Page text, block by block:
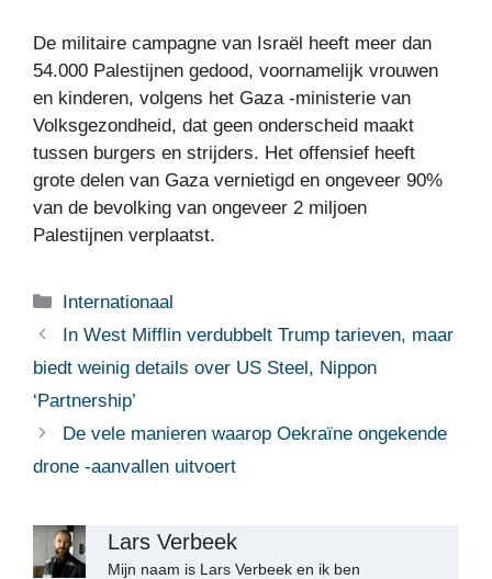
De militaire campagne van Israël heeft meer dan
54.000 Palestijnen gedood, voornamelijk vrouwen
en kinderen, volgens het Gaza -ministerie van
Volksgezondheid, dat geen onderscheid maakt
tussen burgers en strijders. Het offensief heeft
grote delen van Gaza vernietigd en ongeveer 90%
van de bevolking van ongeveer 2 miljoen
Palestijnen verplaatst.
Categorieën
Internationaal
In West Mifflin verdubbelt Trump tarieven, maar
biedt weinig details over US Steel, Nippon
‘Partnership’
De vele manieren waarop Oekraïne ongekende
drone -aanvallen uitvoert
Lars Verbeek
Mijn naam is Lars Verbeek en ik ben